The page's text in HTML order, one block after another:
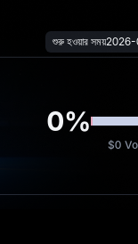
শুরু হওয়ার সময়2026-
0%
$0